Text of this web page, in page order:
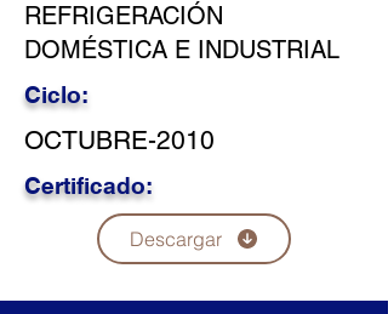
REFRIGERACIÓN
DOMÉSTICA E INDUSTRIAL
Ciclo:
OCTUBRE-2010
Certificado:
Descargar